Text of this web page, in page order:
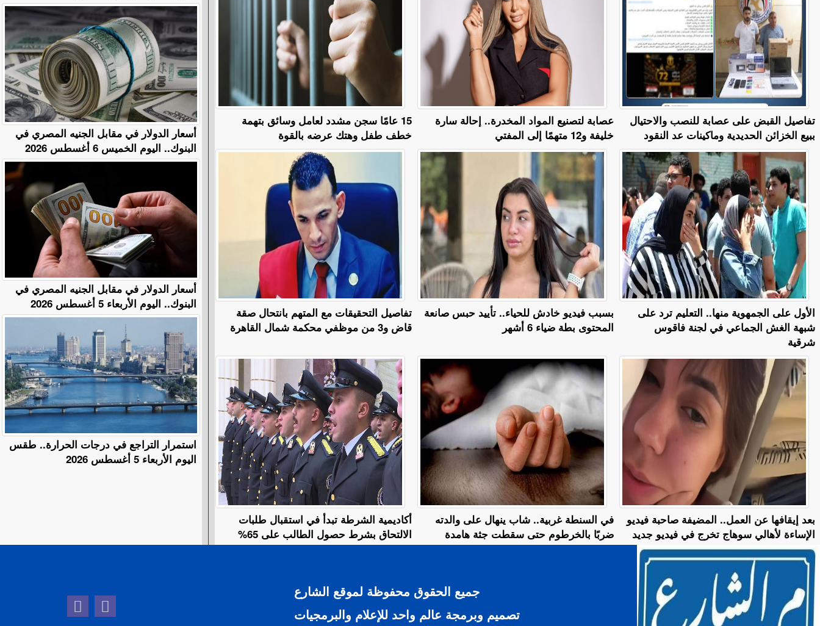
15 عامًا سجن مشدد لعامل وسائق بتهمة
خطف طفل وهتك عرضه بالقوة
عصابة لتصنيع المواد المخدرة.. إحالة سارة
خليفة و12 متهمًا إلى المفتي
تفاصيل القبض على عصابة للنصب والاحتيال
ببيع الخزائن الحديدية وماكينات عد النقود
تفاصيل التحقيقات مع المتهم بانتحال صقة
قاض و3 من موظفي محكمة شمال القاهرة
بسبب فيديو خادش للحياء.. تأييد حبس صانعة
المحتوى بطة ضياء 6 أشهر
الأول على الجمهوية منها.. التعليم ترد على
شبهة الغش الجماعي في لجنة فاقوس
شرقية
أكاديمية الشرطة تبدأ في استقبال طلبات
الالتحاق بشرط حصول الطالب على 65%
في السنطة غربية.. شاب ينهال على والدته
ضربًا بالخرطوم حتى سقطت جثة هامدة
بعد إيقافها عن العمل.. المضيفة صاحبة فيديو
الإساءة لأهالي سوهاج تخرج في فيديو جديد
أسعار الدولار في مقابل الجنيه المصري في
البنوك.. اليوم الخميس 6 أغسطس 2026
أسعار الدولار في مقابل الجنيه المصري في
البنوك.. اليوم الأربعاء 5 أغسطس 2026
استمرار التراجع في درجات الحرارة.. طقس
اليوم الأربعاء 5 أغسطس 2026
جميع الحقوق محفوظة لموقع الشارع
تصميم وبرمجة عالم واحد للإعلام والبرمجيات